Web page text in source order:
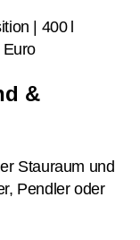
| 400 l
Euro
&
Stauraum und
Pendler oder